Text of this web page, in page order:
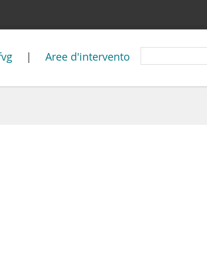
| Aree d'intervento